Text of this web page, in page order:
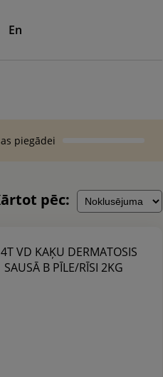
En
piegādei
pēc: